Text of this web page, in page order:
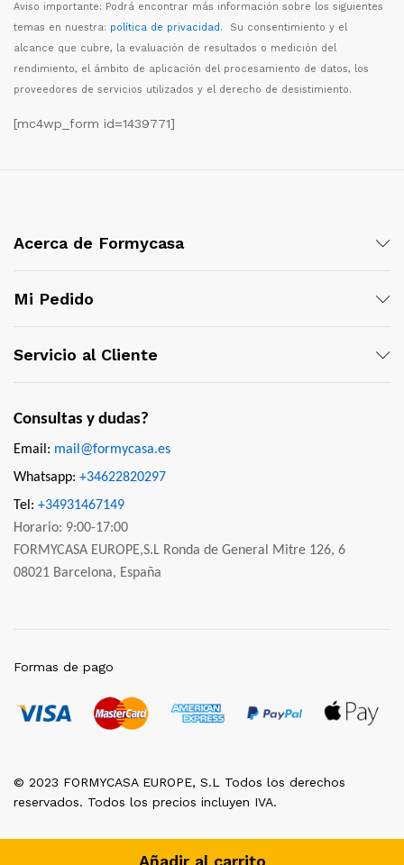
Añadir al carrito
Aviso importante: Podrá encontrar más información sobre los siguientes
temas en nuestra: política de privacidad. Su consentimiento y el
alcance que cubre, la evaluación de resultados o medición del
rendimiento, el ámbito de aplicación del procesamiento de datos, los
proveedores de servicios utilizados y el derecho de desistimiento.
[mc4wp_form id=1439771]
Acerca de Formycasa
Mi Pedido
Servicio al Cliente
Consultas y dudas?
Email: mail@formycasa.es
Whatsapp: +34622820297
Tel: +34931467149
Horario: 9:00-17:00
FORMYCASA EUROPE,S.L Ronda de General Mitre 126, 6
08021 Barcelona, España
© 2023 FORMYCASA EUROPE, S.L Todos los derechos
reservados. Todos los precios incluyen IVA.
Formas de pago